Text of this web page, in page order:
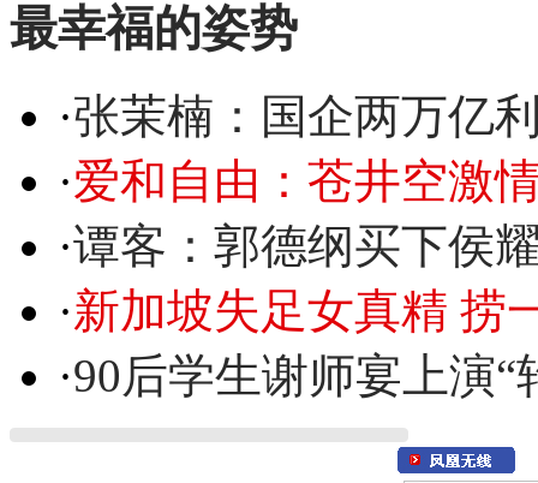
最幸福的姿势
·张茉楠：国企两万亿
·爱和自由：苍井空激
·谭客：郭德纲买下侯
·新加坡失足女真精 捞
·90后学生谢师宴上演“